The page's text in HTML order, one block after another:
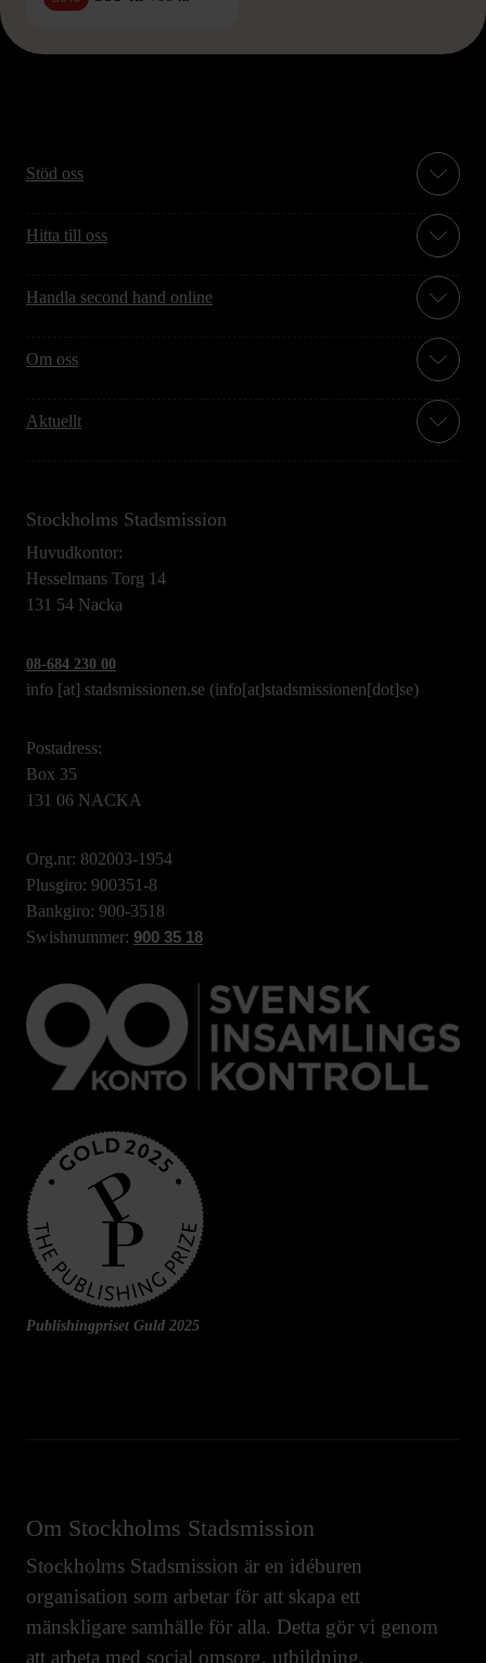
Stöd oss
Hitta till oss
Handla second hand online
Om oss
Aktuellt
Stockholms Stadsmission
Huvudkontor:
Hesselmans Torg 14
131 54 Nacka
08-684 230 00
info [at] stadsmissionen.se (info[at]stadsmissionen[dot]se)
Postadress:
Box 35
131 06 NACKA
Org.nr: 802003-1954
Plusgiro: 900351-8
Bankgiro: 900-3518
Swishnummer: 900 35 18
Publishingpriset Guld 2025
Om Stockholms Stadsmission
Stockholms Stadsmission är en idéburen
organisation som arbetar för att skapa ett
mänskligare samhälle för alla. Detta gör vi genom
att arbeta med social omsorg, utbildning,